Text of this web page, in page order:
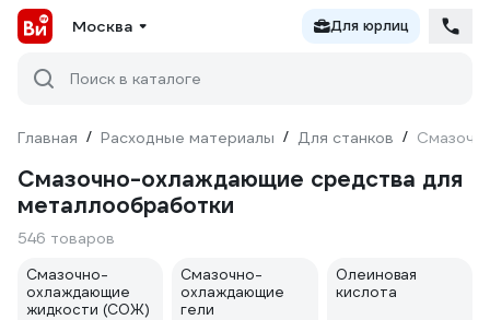
Москва Для юрлиц
Поиск в каталоге
Главная / Расходные материалы / Для станков /
Смазочно-охлаждающие средства для
металлообработки
546 товаров
Смазочно-
охлаждающие
жидкости (СОЖ)
Смазочно-
охлаждающие
гели
Олеиновая
кислота